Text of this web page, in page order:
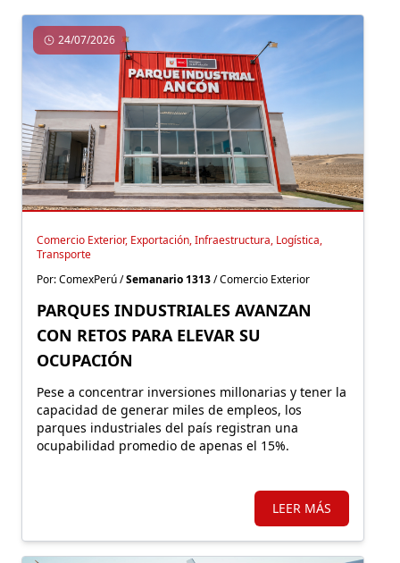
24/07/2026
Comercio Exterior, Exportación, Infraestructura, Logística,
Transporte
Por: ComexPerú /Semanario 1313/ Comercio Exterior
PARQUES INDUSTRIALES AVANZAN
CON RETOS PARA ELEVAR SU
OCUPACIÓN
Pese a concentrar inversiones millonarias y tener la
capacidad de generar miles de empleos, los
parques industriales del país registran una
ocupabilidad promedio de apenas el 15%.
LEER MÁS